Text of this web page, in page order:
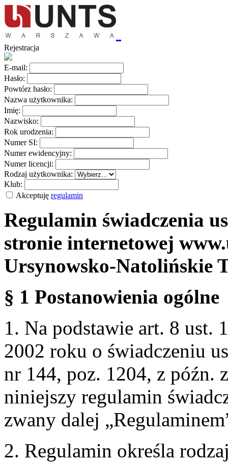
Rejestracja
E-mail:
Hasło:
Powtórz hasło:
Nazwa użytkownika:
Imię:
Nazwisko:
Rok urodzenia:
Numer SI:
Numer ewidencyjny:
Numer licencji:
Rodzaj użytkownika:
Klub:
Akceptuję regulamin
Regulamin świadczenia
stronie internetowej
Ursynowsko-Natolińskie
§ 1 Postanowienia ogólne
1. Na podstawie art. 8 ust.
2002 roku o świadczeniu
nr 144, poz. 1204, z późn.
niniejszy regulamin
zwany dalej
2. Regulamin określa